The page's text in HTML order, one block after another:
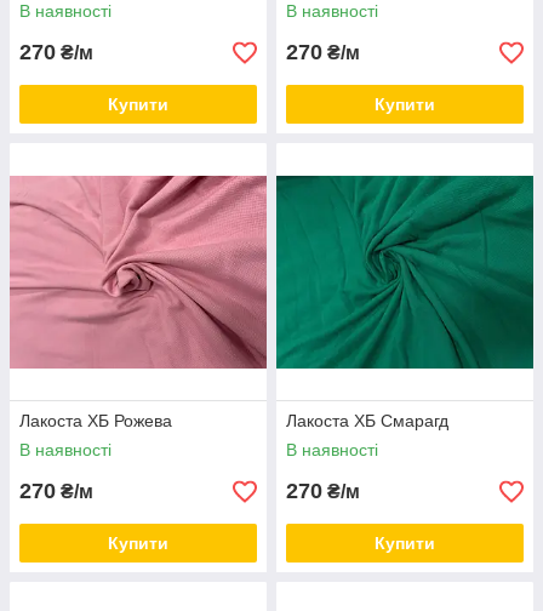
В наявності
270 ₴/м
Купити
В наявності
270 ₴/м
Купити
Лакоста ХБ Рожева
В наявності
270 ₴/м
Купити
Лакоста ХБ Смарагд
В наявності
270 ₴/м
Купити